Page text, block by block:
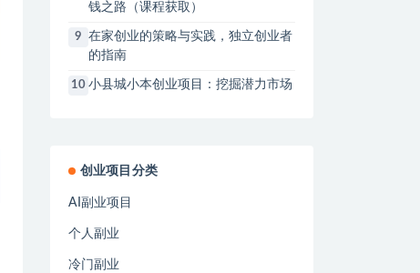
钱之路（课程获取）
9
在家创业的策略与实践，独立创业者
的指南
10 小县城小本创业项目：挖掘潜力市场
创业项目分类
AI副业项目
个人副业
冷门副业